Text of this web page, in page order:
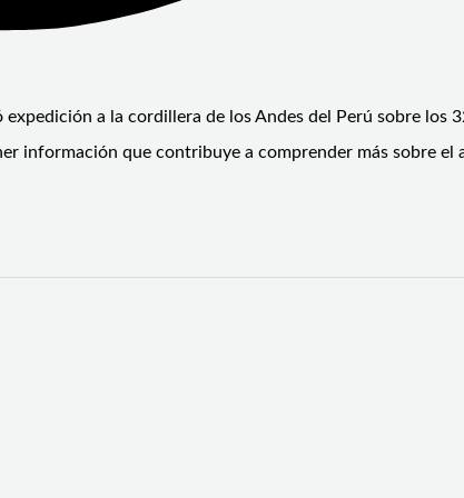
a la cordillera de los Andes del Perú sobre los
información que contribuye a comprender más sobre el